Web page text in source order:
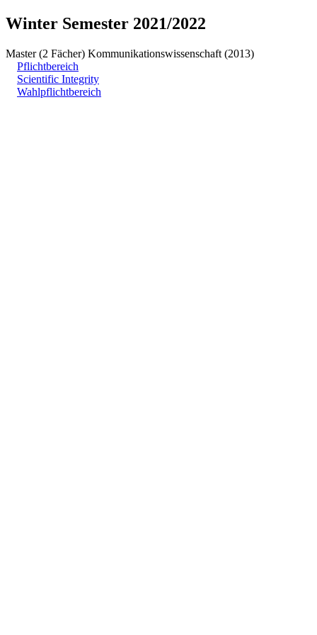
Winter Semester 2021/2022
Master (2 Fächer) Kommunikationswissenschaft (2013)
Pflichtbereich
Scientific Integrity
Wahlpflichtbereich